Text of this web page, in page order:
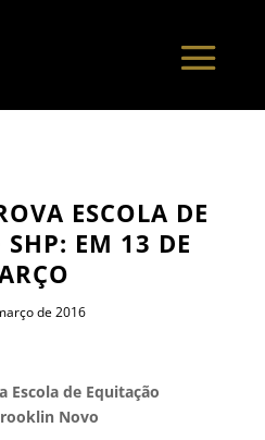
ESCOLA DE
EM 13 DE
de 2016
Escola de Equitação
Novo